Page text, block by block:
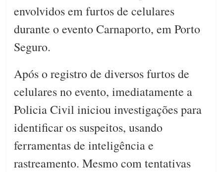
envolvidos em furtos de celulares
durante o evento Carnaporto, em Porto
Seguro.
Após o registro de diversos furtos de
celulares no evento, imediatamente a
Policia Civil iniciou investigações para
identificar os suspeitos, usando
ferramentas de inteligência e
rastreamento. Mesmo com tentativas